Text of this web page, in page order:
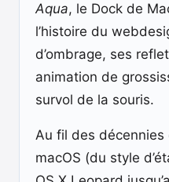
Aqua, le Dock de
l’histoire du
d’ombrage, ses
animation de
survol de la souris.
Au fil des
macOS (du style